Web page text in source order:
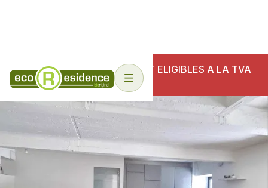
NOS ECO-RESIDENCES SONT ELIGIBLES A LA TVA
6%